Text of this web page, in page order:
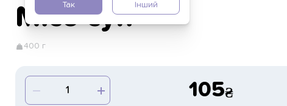
Так Інший
Місо суп
400 г
105